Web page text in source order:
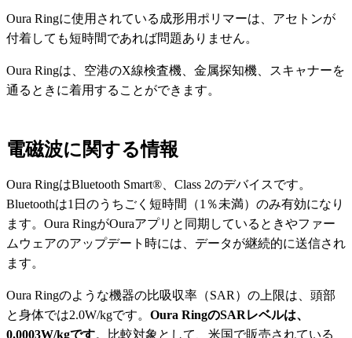
Oura Ringに使用されている成形用ポリマーは、アセトンが
付着しても短時間であれば問題ありません。
Oura Ringは、空港のX線検査機、金属探知機、スキャナーを
通るときに着用することができます。
電磁波に関する情報
Oura RingはBluetooth Smart®、Class 2のデバイスです。
Bluetoothは1日のうちごく短時間（1％未満）のみ有効になり
ます。Oura RingがOuraアプリと同期しているときやファー
ムウェアのアップデート時には、データが継続的に送信され
ます。
Oura Ringのような機器の比吸収率（SAR）の上限は、頭部
と身体では2.0W/kgです。 Oura RingのSARレベルは、
0.0003W/kgです。比較対象として、米国で販売されている